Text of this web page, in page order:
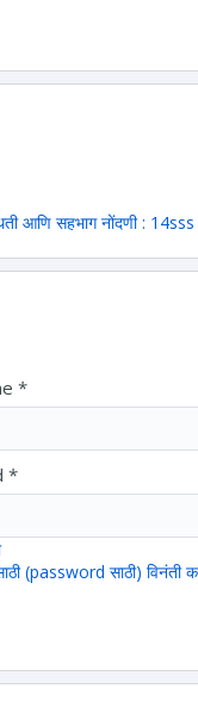
आणि सहभाग नोंदणी : 14sss
*
*
(password साठी) विनंती